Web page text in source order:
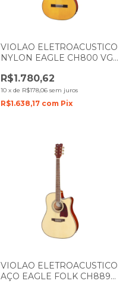
VIOLAO ELETROACUSTICO
NYLON EAGLE CH800 VG
R$1.780,62
10 x de R$178,06 sem juros
R$1.638,17 com Pix
VIOLAO ELETROACUSTICO
AÇO EAGLE FOLK CH889